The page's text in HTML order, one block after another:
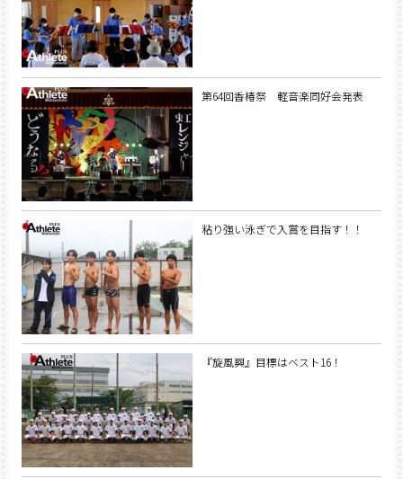
第64回香椿祭 軽音楽同好会発表
粘り強い泳ぎで入賞を目指す！！
『旋風興』目標はベスト16！